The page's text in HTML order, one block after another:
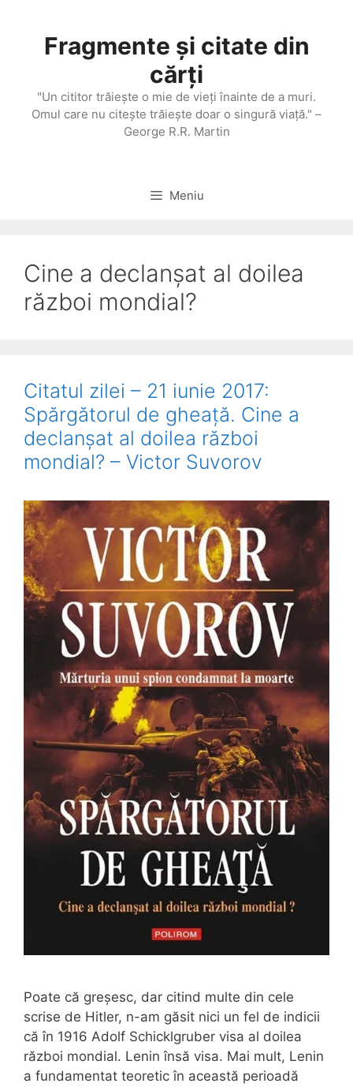
conținutFragmente și citate din
cărți
"Un cititor trăieşte o mie de vieţi înainte de a muri.
Omul care nu citeşte trăieşte doar o singură viaţă." –
George R.R. Martin
Meniu
Cine a declanșat al doilea
război mondial?
Citatul zilei – 21 iunie 2017:
Spărgătorul de gheață. Cine a
declanșat al doilea război
mondial? – Victor Suvorov
Poate că greșesc, dar citind multe din cele
scrise de Hitler, n-am găsit nici un fel de indicii
că în 1916 Adolf Schicklgruber visa al doilea
război mondial. Lenin însă visa. Mai mult, Lenin
a fundamentat teoretic în această perioadă